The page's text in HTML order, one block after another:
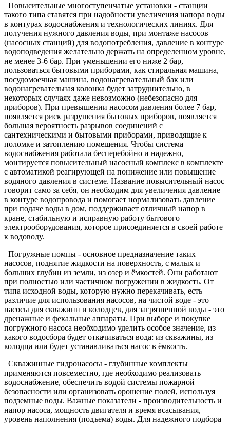
Повысительные многоступенчатые установки - станции
такого типа ставятся при надобности увеличения напора воды
в контурах водоснабжения и технологических линиях. Для
получения нужного давления воды, при монтаже насосов
(насосных станций) для водопотребления, давление в контуре
водоподведения желательно держать на определенном уровне,
не менее 3-6 бар. При уменьшении его ниже 2 бар,
пользоваться бытовыми приборами, как стиральная машина,
посудомоечная машина, водонагревательный бак или
водонагревательная колонка будет затруднительно, в
некоторых случаях даже невозможно (небезопасно для
приборов). При превышении насосом давления более 7 бар,
появляется риск разрушения бытовых приборов, появляется
большая вероятность разрывов соединений с
сантехническими и бытовыми приборами, приводящие к
поломке и затоплению помещения. Чтобы система
водоснабжения работала бесперебойно и надежно,
монтируется повысительный насосный комплекс в комплекте
с автоматикой реагирующей на понижение или повышение
водяного давления в системе. Название повысительный насос
говорит само за себя, он необходим для увеличения давление
в контуре водопровода и помогает нормализовать давление
при подаче воды в дом, поддерживает отличный напор в
кране, стабильную и исправную работу бытового
электрооборудования, которое присоединяется в своей работе
к водоводу.
Погружные помпы - основное предназначение таких
насосов, поднятие жидкости на поверхность, с малых и
больших глубин из земли, из озер и ёмкостей. Они работают
при полностью или частичном погружении в жидкость. От
типа исходной воды, которую нужно перекачивать, есть
различие для использования насосов, на чистой воде - это
насосы для скважинн и колодцев, для загрязненной воды - это
дренажные и фекальные аппараты. При выборе и покупке
погружного насоса необходимо уделить особое значение, из
какого водосбора будет откачиваться вода: из скважины, из
колодца или будет устанавливаться насос в ёмкость.
Скважинные гидронасосы - глубинные комплекты
применяются повсеместно, где необходимо реализовать
водоснабжение, обеспечить водой системы пожарной
безопасности или организовать орошение полей, используя
подземные воды. Важные показатели - производительность и
напор насоса, мощность двигателя и время всасывания,
уровень наполнения (подъема) воды. Для надежного подбора